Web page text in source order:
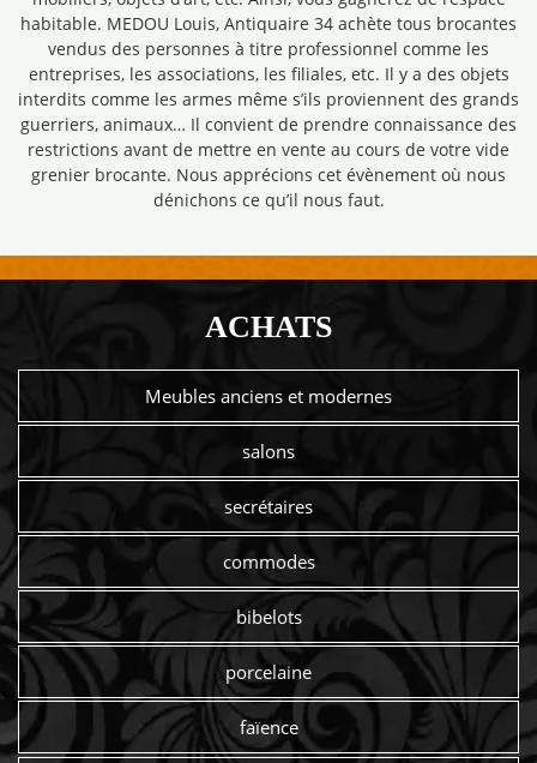
habitable. MEDOU Louis, Antiquaire 34 achète tous brocantes
vendus des personnes à titre professionnel comme les
entreprises, les associations, les filiales, etc. Il y a des objets
interdits comme les armes même s’ils proviennent des grands
guerriers, animaux… Il convient de prendre connaissance des
restrictions avant de mettre en vente au cours de votre vide
grenier brocante. Nous apprécions cet évènement où nous
dénichons ce qu’il nous faut.
ACHATS
Meubles anciens et modernes
salons
secrétaires
commodes
bibelots
porcelaine
faïence